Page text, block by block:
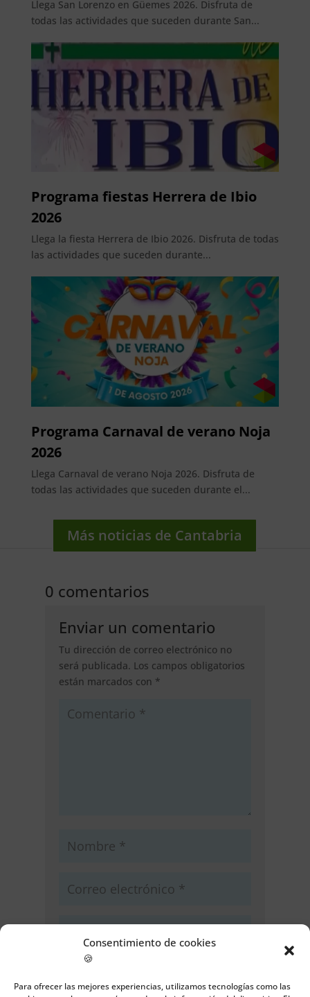
Consentimiento de cookies
🍪
Para ofrecer las mejores experiencias, utilizamos tecnologías como las
Llega San Lorenzo en Güemes 2026. Disfruta de
todas las actividades que suceden durante San...
Programa fiestas Herrera de Ibio
2026
Llega la fiesta Herrera de Ibio 2026. Disfruta de todas
las actividades que suceden durante...
Programa Carnaval de verano Noja
2026
Llega Carnaval de verano Noja 2026. Disfruta de
todas las actividades que suceden durante el...
Más noticias de Cantabria
0 comentarios
Enviar un comentario
Tu dirección de correo electrónico no
será publicada. Los campos obligatorios
están marcados con *
Guarda mi nombre, correo
electrónico y web en este navegador